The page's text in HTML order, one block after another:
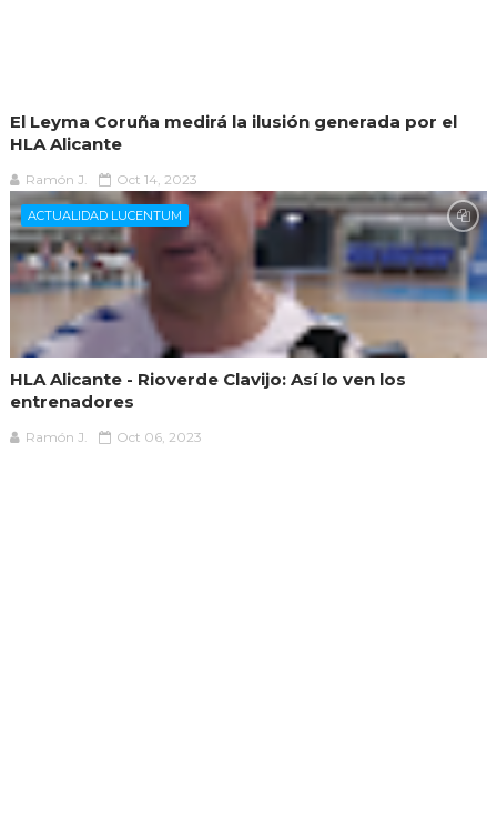
El Leyma Coruña medirá la ilusión generada por el
HLA Alicante
Ramón J. Oct 14, 2023
ACTUALIDAD LUCENTUM
HLA Alicante - Rioverde Clavijo: Así lo ven los
entrenadores
Ramón J. Oct 06, 2023